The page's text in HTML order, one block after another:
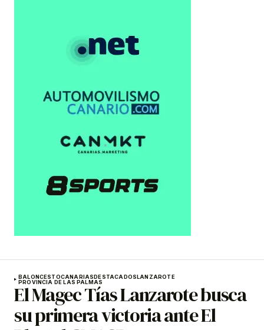
BALONCESTOCANARIASDESTACADOSLANZAROTE
PROVINCIA DE LAS PALMAS
El Magec Tías Lanzarote busca
su primera victoria ante El